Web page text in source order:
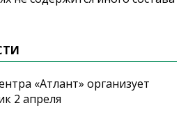
«Атлант» организует
2 апреля